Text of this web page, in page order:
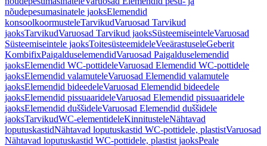
nõudepesumasinatele jaoksElemendid
konsoolkoormusteleTarvikudVaruosad Tarvikud
jaoksTarvikudVaruosad Tarvikud jaoksSüsteemiseinteleVaruosad
Süsteemiseintele jaoksToitesüsteemideleVeeärastuseleGeberit
KombifixPaigalduselemendidVaruosad Paigalduselemendid
jaoksElemendid WC-pottideleVaruosad Elemendid WC-pottidele
jaoksElemendid valamuteleVaruosad Elemendid valamutele
jaoksElemendid bideedeleVaruosad Elemendid bideedele
jaoksElemendid pissuaarideleVaruosad Elemendid pissuaaridele
jaoksElemendid duššideleVaruosad Elemendid duššidele
jaoksTarvikudWC-elementideleKinnitusteleNähtavad
loputuskastidNähtavad loputuskastid WC-pottidele, plastistVaruosad
Nähtavad loputuskastid WC-pottidele, plastist jaoksPeale